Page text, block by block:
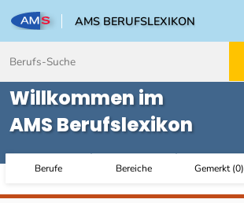
AMS BERUFSLEXIKON
Willkommen im
AMS Berufslexikon
Berufe Bereiche Gemerkt(0)